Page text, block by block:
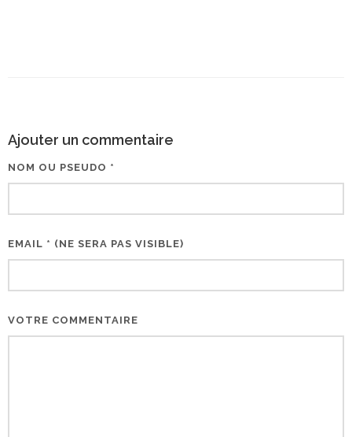
Ajouter un commentaire
NOM OU PSEUDO *
EMAIL * (NE SERA PAS VISIBLE)
VOTRE COMMENTAIRE